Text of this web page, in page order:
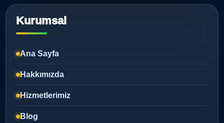
Kurumsal
Ana Sayfa
Hakkımızda
Hizmetlerimiz
Blog